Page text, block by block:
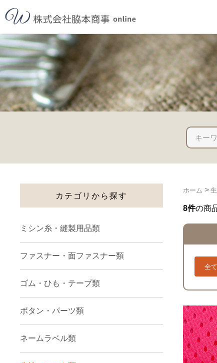
カテゴリから探す
ミシン糸・縫製用品類
ファスナー・面ファスナー類
ゴム・ひも・テープ類
ボタン・パーツ類
ネームラベル類
ホーム >
8件の商
全て